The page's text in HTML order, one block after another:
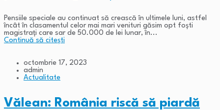
Pensiile speciale au continuat să crească în ultimele luni, astfel
încât în clasamentul celor mai mari venituri găsim opt foști
magistrați care sar de 50.000 de lei lunar, în...
Continuă să citești
octombrie 17, 2023
admin
Actualitate
Vălean: România riscă să piardă